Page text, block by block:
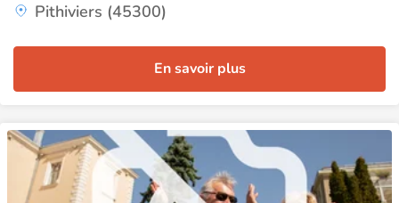
Pithiviers (45300)
En savoir plus